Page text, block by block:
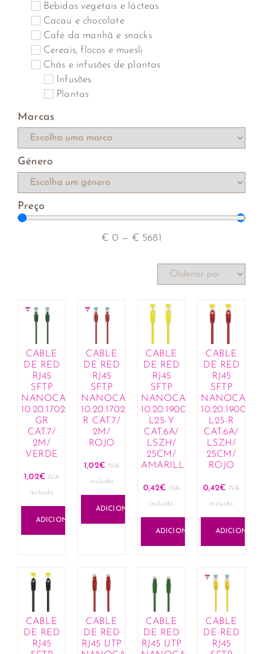
Bebidas vegetais e lácteas
Cacau e chocolate
Café da manhã e snacks
Cereais, flocos e muesli
Chás e infusões de plantas
Infusões
Plantas
Cogumelos, algas marinhas, algas secas e
rebentos
Compotas e cremes de barrar
Farinhas, leveduras e sêmolas
Hambúrgueres vegetarianos
Iogurtes e sobremesas vegetais
Macrobiótica
Mercearia
Molhos, óleos, vinagres e condimentos
Sementes, frutos secos e desidratados
Sopas, cremes e caldos
Superalimentos
Variados
Bebés e Crianças
Cremes e hidratantes
Limpeza e cuidado infantil
Mamã
Lactação
Bijuteria
Anéis
Conjuntos
Pingentes
Pulseiras
Amaciadores
Champôs
Coloração
Marcas
Género
Preço
€ 0 — € 5681
CABLE
DE RED
RJ45
SFTP
NANOCABLE
10.20.1702-
GR
CAT.7/
2M/
VERDE
1,02€ IVA
incluido
ADICIONAR
CABLE
DE RED
RJ45
SFTP
NANOCABLE
10.20.1702-
R CAT.7/
2M/
ROJO
1,02€ IVA
incluido
ADICIONAR
CABLE
DE RED
RJ45
SFTP
NANOCABLE
10.20.1900-
L25-Y
CAT.6A/
LSZH/
25CM/
AMARILLO
0,42€ IVA
incluido
ADICIONAR
CABLE
DE RED
RJ45
SFTP
NANOCABLE
10.20.1900-
L25-R
CAT.6A/
LSZH/
25CM/
ROJO
0,42€ IVA
incluido
ADICIONAR
CABLE
DE RED
RJ45
CABLE
DE RED
RJ45 UTP
CABLE
DE RED
RJ45 UTP
CABLE
DE RED
RJ45